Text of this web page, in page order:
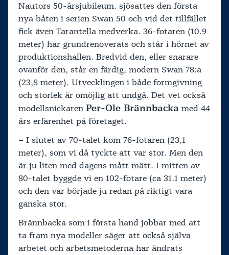
Nautors 50-årsjubileum. sjösattes den första
nya båten i serien Swan 50 och vid det tillfället
fick även Tarantella medverka. 36-fotaren (10.9
meter) har grundrenoverats och står i hörnet av
produktionshallen. Bredvid den, eller snarare
ovanför den, står en färdig, modern Swan 78:a
(23,8 meter). Utvecklingen i både formgivning
och storlek är omöjlig att undgå. Det vet också
modellsnickaren Per-Ole Brännbacka med 44
års erfarenhet på företaget.
– I slutet av 70-talet kom 76-fotaren (23,1
meter), som vi då tyckte att var stor. Men den
är ju liten med dagens mått mätt. I mitten av
80-talet byggde vi en 102-fotare (ca 31.1 meter)
och den var började ju redan på riktigt vara
ganska stor.
Brännbacka som i första hand jobbar med att
ta fram nya modeller säger att också själva
arbetet och arbetsmetoderna har ändrats